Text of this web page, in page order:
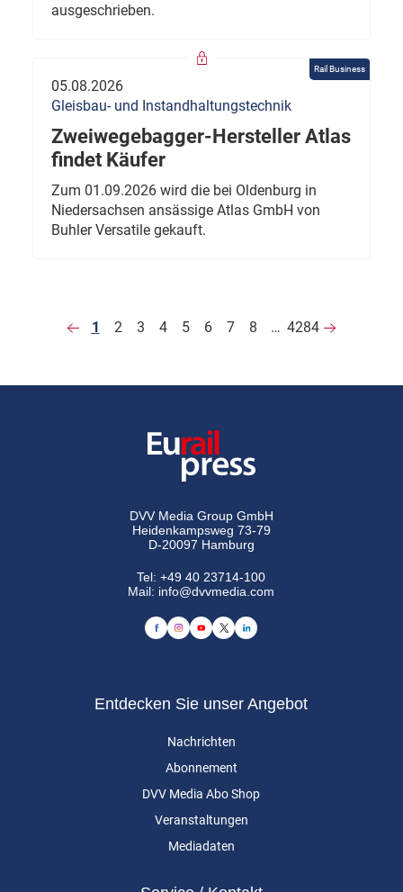
ausgeschrieben.
Rail Business
05.08.2026
Gleisbau- und Instandhaltungstechnik
Zweiwegebagger-Hersteller Atlas
findet Käufer
Zum 01.09.2026 wird die bei Oldenburg in
Niedersachsen ansässige Atlas GmbH von
Buhler Versatile gekauft.
1 2 3 4 5 6 7 8 … 4284
DVV Media Group GmbH
Heidenkampsweg 73-79
D-20097 Hamburg
Tel:+49 40 23714-100
Mail: info@dvvmedia.com
Entdecken Sie unser Angebot
Nachrichten
Abonnement
DVV Media Abo Shop
Veranstaltungen
Mediadaten